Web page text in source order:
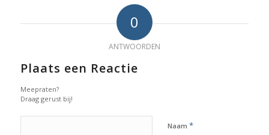
0
ANTWOORDEN
Plaats een Reactie
Meepraten?
Draag gerust bij!
Naam *